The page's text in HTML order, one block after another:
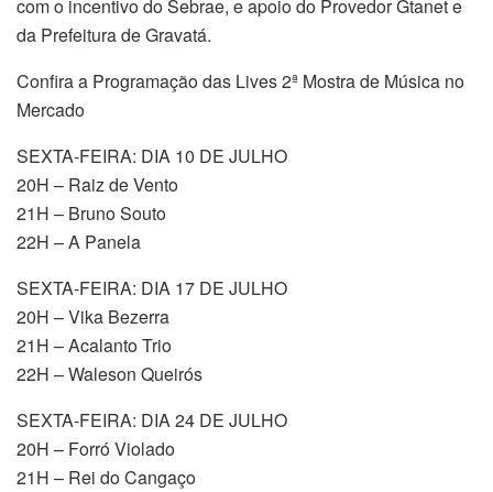
com o incentivo do Sebrae, e apoio do Provedor Gtanet e
da Prefeitura de Gravatá.
Confira a Programação das Lives 2ª Mostra de Música no
Mercado
SEXTA-FEIRA: DIA 10 DE JULHO
20H – Raiz de Vento
21H – Bruno Souto
22H – A Panela
SEXTA-FEIRA: DIA 17 DE JULHO
20H – Vika Bezerra
21H – Acalanto Trio
22H – Waleson Queirós
SEXTA-FEIRA: DIA 24 DE JULHO
20H – Forró Violado
21H – Rei do Cangaço